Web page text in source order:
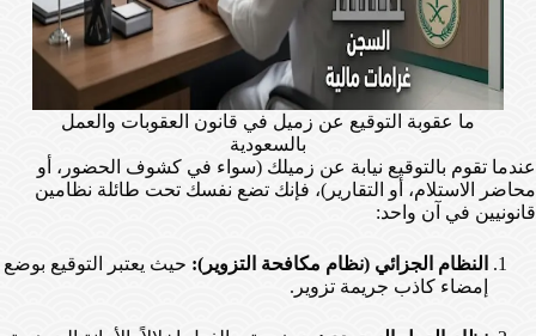
ما عقوبة التوقيع عن زميل في قانون العقوبات والعمل
بالسعودية
عندما تقوم بالتوقيع نيابة عن زميلك (سواء في كشوف الحضور، أو
محاضر الاستلام، أو التقارير)، فإنك تضع نفسك تحت طائلة نظامين
قانونيين في آن واحد:
النظام الجزائي (نظام مكافحة التزوير): حيث يعتبر التوقيع بوضع
إمضاء كاذب جريمة تزوير.